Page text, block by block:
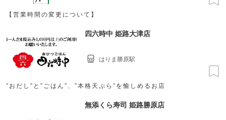
【営業時間の変更について】
四六時中 姫路大津店
”おだし”と”ごはん”、”本格天ぷら”を愉しめるお店
はりま勝原駅
無添くら寿司 姫路勝原店